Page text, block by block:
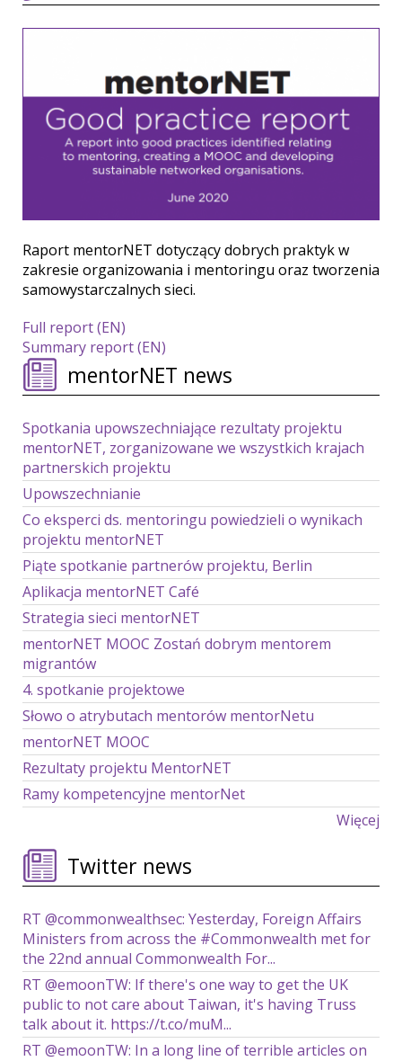
Raport mentorNET dotyczący dobrych praktyk w
zakresie organizowania i mentoringu oraz tworzenia
samowystarczalnych sieci.
Full report (EN)
Summary report (EN)
mentorNET news
Spotkania upowszechniające rezultaty projektu
mentorNET, zorganizowane we wszystkich krajach
partnerskich projektu
Upowszechnianie
Co eksperci ds. mentoringu powiedzieli o wynikach
projektu mentorNET
Piąte spotkanie partnerów projektu, Berlin
Aplikacja mentorNET Café
Strategia sieci mentorNET
mentorNET MOOC Zostań dobrym mentorem
migrantów
4. spotkanie projektowe
Słowo o atrybutach mentorów mentorNetu
mentorNET MOOC
Rezultaty projektu MentorNET
Ramy kompetencyjne mentorNet
Więcej
Twitter news
RT @commonwealthsec: Yesterday, Foreign Affairs
Ministers from across the #Commonwealth met for
the 22nd annual Commonwealth For...
RT @emoonTW: If there's one way to get the UK
public to not care about Taiwan, it's having Truss
talk about it. https://t.co/muM...
RT @emoonTW: In a long line of terrible articles on